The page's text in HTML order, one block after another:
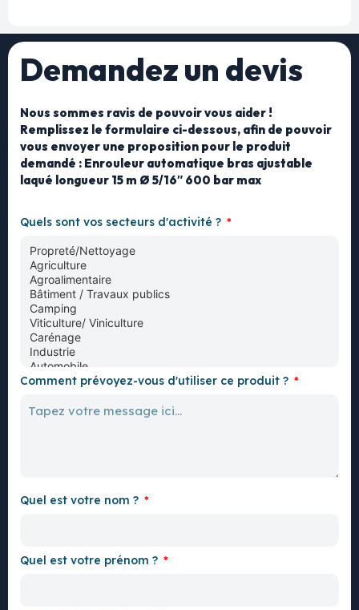
Demandez un devis
Nous sommes ravis de pouvoir vous aider !
Remplissez le formulaire ci-dessous, afin de pouvoir
vous envoyer une proposition pour le produit
demandé : Enrouleur automatique bras ajustable
laqué longueur 15 m Ø 5/16″ 600 bar max
Quels sont vos secteurs d'activité ?
Comment prévoyez-vous d'utiliser ce produit ?
Quel est votre nom ?
Quel est votre prénom ?